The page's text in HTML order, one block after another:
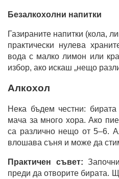
Безалкохолни напитки
Газираните напитки (кола,
практически нулева
вода с малко лимон или
избор, ако искаш „нещо
Алкохол
Нека бъдем честни:
мача за много хора. Ако
са различно нещо от 5–6.
влошава съня и може да
Практичен съвет:
преди да отворите